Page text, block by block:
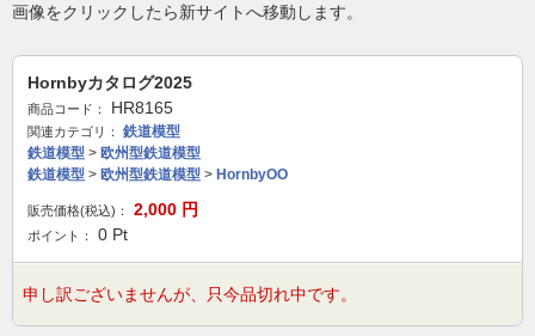
画像をクリックしたら新サイトへ移動します。
Hornbyカタログ2025
商品コード： HR8165
関連カテゴリ：
鉄道模型
鉄道模型 > 欧州型鉄道模型
鉄道模型 > 欧州型鉄道模型 > HornbyOO
販売価格(税込)： 2,000 円
ポイント： 0 Pt
申し訳ございませんが、只今品切れ中です。